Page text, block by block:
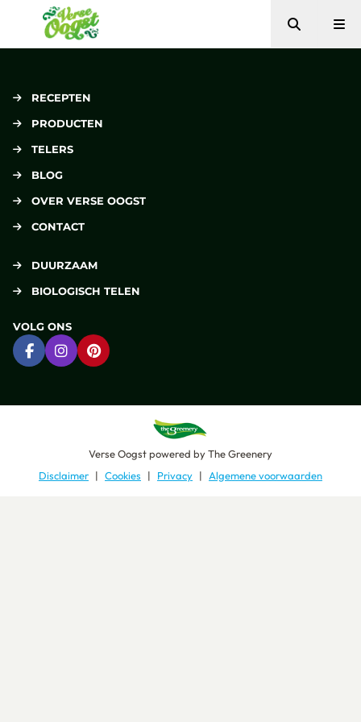
Verse Oogst
Zoeken
RECEPTEN
PRODUCTEN
TELERS
BLOG
OVER VERSE OOGST
CONTACT
DUURZAAM
BIOLOGISCH TELEN
VOLG ONS
Ga naar Facebook
Ga naar Instagram
Ga naar Pinterest
Verse Oogstpowered byThe Greenery
Disclaimer
Cookies Privacy Algemene voorwaarden